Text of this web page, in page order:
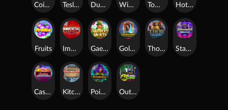
Casino Win Spin
Starstruck
Poison Eve
Golden Genie And The Walking Wilds
Immortal Fruits
Tesla Jolt Dungeon Quest
Coins of Fortune WiXX
Outsourced: Slash Game
Fruits
Hot 4 Cash
Tombstone
Gaelic Gold
Kitchen Drama: Sushi Mania
Thor: Hammer Time